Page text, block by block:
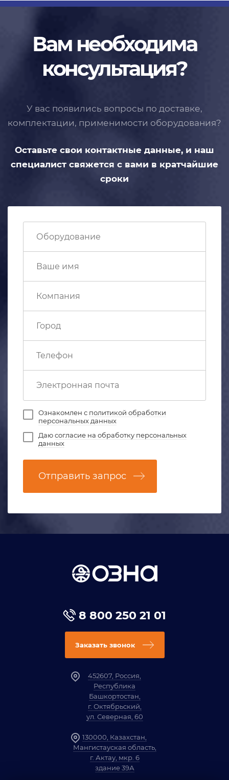
Вам необходима
консультация?
У вас появились вопросы по доставке,
комплектации, применимости оборудования?
Оставьте свои контактные данные, и наш
специалист свяжется с вами в кратчайшие
сроки
Ознакомлен с политикой обработки
персональных данных
Даюсогласие на обработку персональных
данных
Отправить запрос
8 800 250 21 01
Заказать звонок
452607, Россия,
Республика
Башкортостан,
г. Октябрьский,
ул. Северная, 60
130000, Казахстан,
Мангистауская область,
г. Актау, мкр. 6
здание 39А